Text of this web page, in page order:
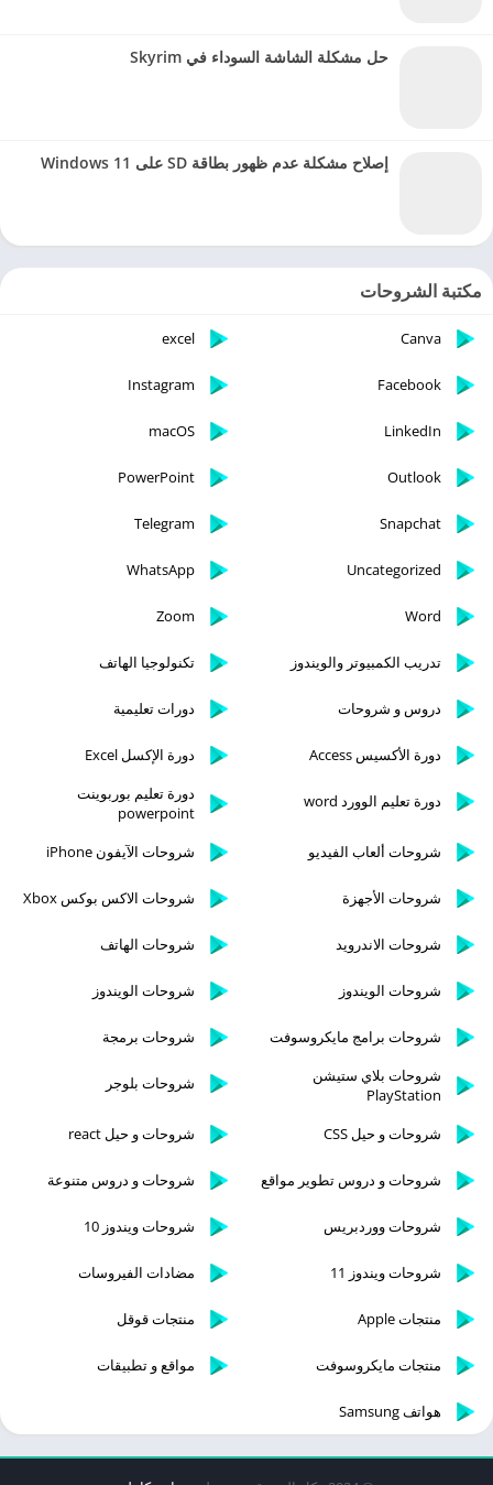
حل مشكلة الشاشة السوداء في Skyrim
إصلاح مشكلة عدم ظهور بطاقة SD على Windows 11
مكتبة الشروحات
Canva
excel
Facebook
Instagram
LinkedIn
macOS
Outlook
PowerPoint
Snapchat
Telegram
Uncategorized
WhatsApp
Word
Zoom
تدريب الكمبيوتر والويندوز تكنولوجيا الهاتف
دروس و شروحات دورات تعليمية
دورة الأكسيس Access دورة الإكسل Excel
دورة تعليم الوورد word
دورة تعليم بوربوينت
powerpoint
شروحات ألعاب الفيديو
شروحات الآيفون iPhone
شروحات الأجهزة شروحات الاكس بوكس Xbox
شروحات الاندرويد شروحات الهاتف
شروحات الويندوز شروحات الويندوز
شروحات برامج مايكروسوفت
شروحات برمجة
شروحات بلاي ستيشن
PlayStation
شروحات بلوجر
شروحات و حيل CSS شروحات و حيل react
شروحات و دروس تطوير مواقع شروحات و دروس متنوعة
شروحات ووردبريس شروحات ويندوز 10
شروحات ويندوز 11 مضادات الفيروسات
منتجات Apple منتجات قوقل
منتجات مايكروسوفت مواقع و تطبيقات
هواتف Samsung